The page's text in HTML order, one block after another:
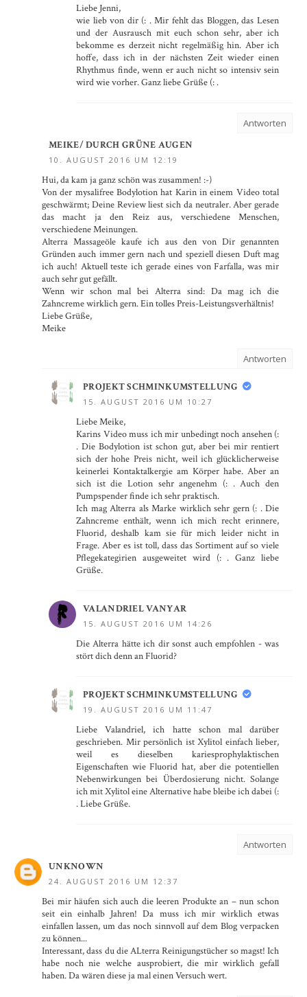
Liebe Jenni,
wie lieb von dir (: . Mir fehlt das Bloggen, das Lesen
und der Ausrausch mit euch schon sehr, aber ich
bekomme es derzeit nicht regelmäßig hin. Aber ich
hoffe, dass ich in der nächsten Zeit wieder einen
Rhythmus finde, wenn er auch nicht so intensiv sein
wird wie vorher. Ganz liebe Grüße (: .
Antworten
MEIKE/ DURCH GRÜNE AUGEN
10. AUGUST 2016 UM 12:19
Hui, da kam ja ganz schön was zusammen! :-)
Von der mysalifree Bodylotion hat Karin in einem Video total
geschwärmt; Deine Review liest sich da neutraler. Aber gerade
das macht ja den Reiz aus, verschiedene Menschen,
verschiedene Meinungen.
Alterra Massageöle kaufe ich aus den von Dir genannten
Gründen auch immer gern nach und speziell diesen Duft mag
ich auch! Aktuell teste ich gerade eines von Farfalla, was mir
auch sehr gut gefällt.
Wenn wir schon mal bei Alterra sind: Da mag ich die
Zahncreme wirklich gern. Ein tolles Preis-Leistungsverhältnis!
Liebe Grüße,
Meike
Antworten
PROJEKT SCHMINKUMSTELLUNG
15. AUGUST 2016 UM 10:27
Liebe Meike,
Karins Video muss ich mir unbedingt noch ansehen (:
. Die Bodylotion ist schon gut, aber bei mir rentiert
sich der hohe Preis nicht, weil ich glücklicherweise
keinerlei Kontaktalkergie am Körper habe. Aber an
sich ist die Lotion sehr angenehm (: . Auch den
Pumpspender finde ich sehr praktisch.
Ich mag Alterra als Marke wirklich sehr gern (: . Die
Zahncreme enthält, wenn ich mich recht erinnere,
Fluorid, deshalb kam sie für mich leider nicht in
Frage. Aber es ist toll, dass das Sortiment auf so viele
Pflegekategirien ausgeweitet wird (: . Ganz liebe
Grüße.
VALANDRIEL VANYAR
15. AUGUST 2016 UM 14:26
Die Alterra hätte ich dir sonst auch empfohlen - was
stört dich denn an Fluorid?
PROJEKT SCHMINKUMSTELLUNG
19. AUGUST 2016 UM 11:47
Liebe Valandriel, ich hatte schon mal darüber
geschrieben. Mir persönlich ist Xylitol einfach lieber,
weil es dieselben kariesprophylaktischen
Eigenschaften wie Fluorid hat, aber die potentiellen
Nebenwirkungen bei Überdosierung nicht. Solange
ich mit Xylitol eine Alternative habe bleibe ich dabei (:
. Liebe Grüße.
Antworten
UNKNOWN
24. AUGUST 2016 UM 12:37
Bei mir häufen sich auch die leeren Produkte an – nun schon
seit ein einhalb Jahren! Da muss ich mir wirklich etwas
einfallen lassen, um das noch sinnvoll auf dem Blog verpacken
zu können...
Interessant, dass du die ALterra Reinigungstücher so magst! Ich
habe noch nie welche ausprobiert, die mir wirklich gefall
haben. Da wären diese ja mal einen Versuch wert.